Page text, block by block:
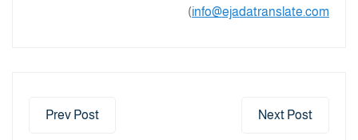
info@ejadatranslate.com
)
Prev Post Next Post